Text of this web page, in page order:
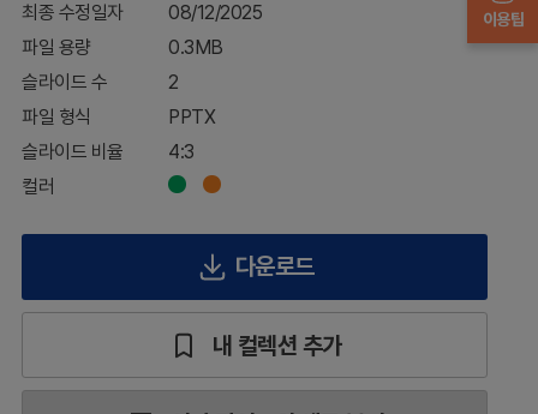
영
계
최종 수정일자
08/12/2025
파일 용량
0.3MB
슬라이드 수
2
파일 형식
PPTX
슬라이드 비율
4:3
컬러
다운로드
내 컬렉션 추가
이용팁